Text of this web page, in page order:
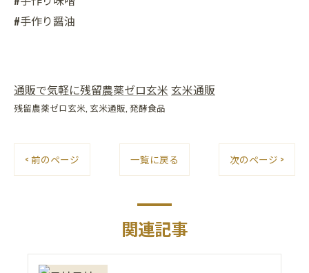
#手作り醤油
通販で気軽に残留農薬ゼロ玄米 玄米通販
残留農薬ゼロ玄米 玄米通販 発酵食品
< 前のページ 一覧に戻る 次のページ >
関連記事